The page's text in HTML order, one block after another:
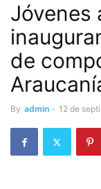
Jóvenes
de
By admin - 12 de